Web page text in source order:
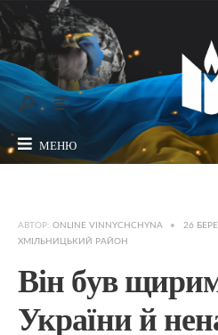
МЕНЮ
АВТОР: ONLINE VINNYCHCHYNA • 26
ХМІЛЬНИЦЬКИЙ РАЙОН
Він був
України й